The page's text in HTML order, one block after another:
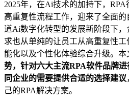
2025年，在Ai技术的加持下，
高重复性流程工作，迎来了全面
道Ai数字化转型的发展新阶段下
求也从单纯的让员工从高重复性
能化以及个性化体验综合升级。本
势，针对六大主流RPA软件品牌
同企业的需要提供合适的选择建议
己的RPA解决方案。